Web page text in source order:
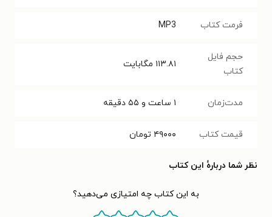
فرمت کتاب MP3
حجم فایل
کتاب
۱۱۳.۸۱ مگابایت
مدت‌زمان ۱ ساعت و ۵۵ دقیقه
قیمت کتاب ۴۹۰۰۰ تومان
نظر شما دربارهٔ این کتاب
به این کتاب چه امتیازی می‌دهید؟